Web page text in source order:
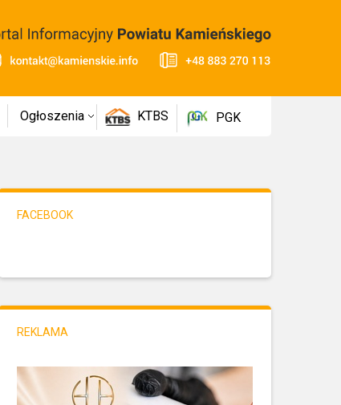
Ogłoszenia KTBS PGK
FACEBOOK
REKLAMA